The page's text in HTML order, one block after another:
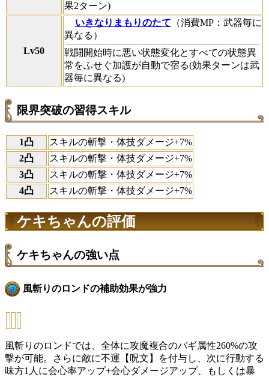
果2ターン)
Lv50
いきなりまもりのたて （消費MP：武器毎に
異なる）
戦闘開始時に悪い状態変化とすべての状態異
常をふせぐ加護が自動で宿る(効果ターンは武
器毎に異なる)
限界突破の習得スキル
1凸
スキルの斬撃・体技ダメージ+7%
2凸
スキルの斬撃・体技ダメージ+7%
3凸
スキルの斬撃・体技ダメージ+7%
4凸
スキルの斬撃・体技ダメージ+7%
ケキちゃんの評価
ケキちゃんの強い点
風斬りのロンドの補助効果が強力
風斬りのロンドでは、全体に攻魔複合のバギ属性260%の攻
撃が可能。さらに敵に不運【呪文】を付与し、次に行動する
味方1人に会心率アップ+会心ダメージアップ、もしくは暴